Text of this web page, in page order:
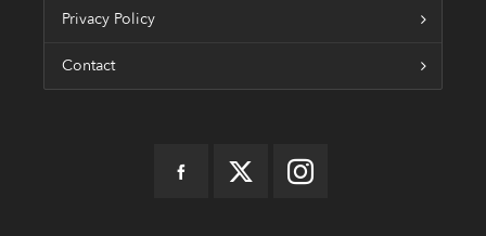
Privacy Policy
Contact